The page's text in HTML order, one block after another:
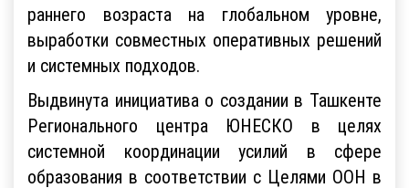
раннего возраста на глобальном уровне,
выработки совместных оперативных решений
и системных подходов.
Выдвинута инициатива о создании в Ташкенте
Регионального центра ЮНЕСКО в целях
системной координации усилий в сфере
образования в соответствии с Целями ООН в